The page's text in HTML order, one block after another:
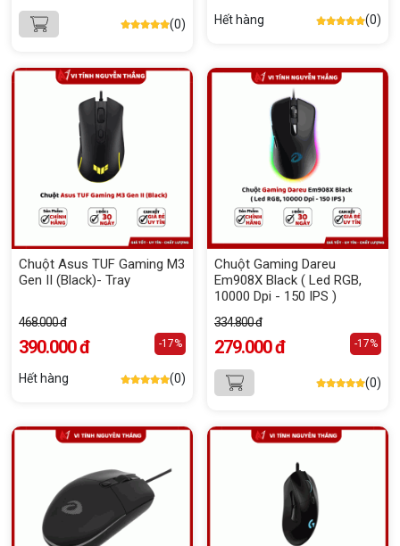
(0) Hết hàng (0)
Chuột Asus TUF Gaming M3
Gen II (Black)- Tray
468.000 đ
390.000 đ -17%
Hết hàng (0)
Chuột Gaming Dareu
Em908X Black ( Led RGB,
10000 Dpi - 150 IPS )
334.800 đ
279.000 đ -17%
(0)